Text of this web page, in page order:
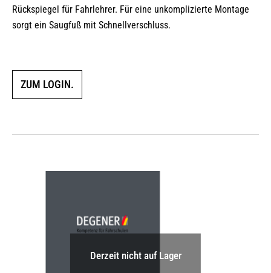
Rückspiegel für Fahrlehrer. Für eine unkomplizierte Montage
sorgt ein Saugfuß mit Schnellverschluss.
ZUM LOGIN.
Derzeit nicht auf Lager